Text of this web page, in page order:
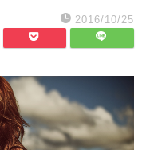
2016/10/25